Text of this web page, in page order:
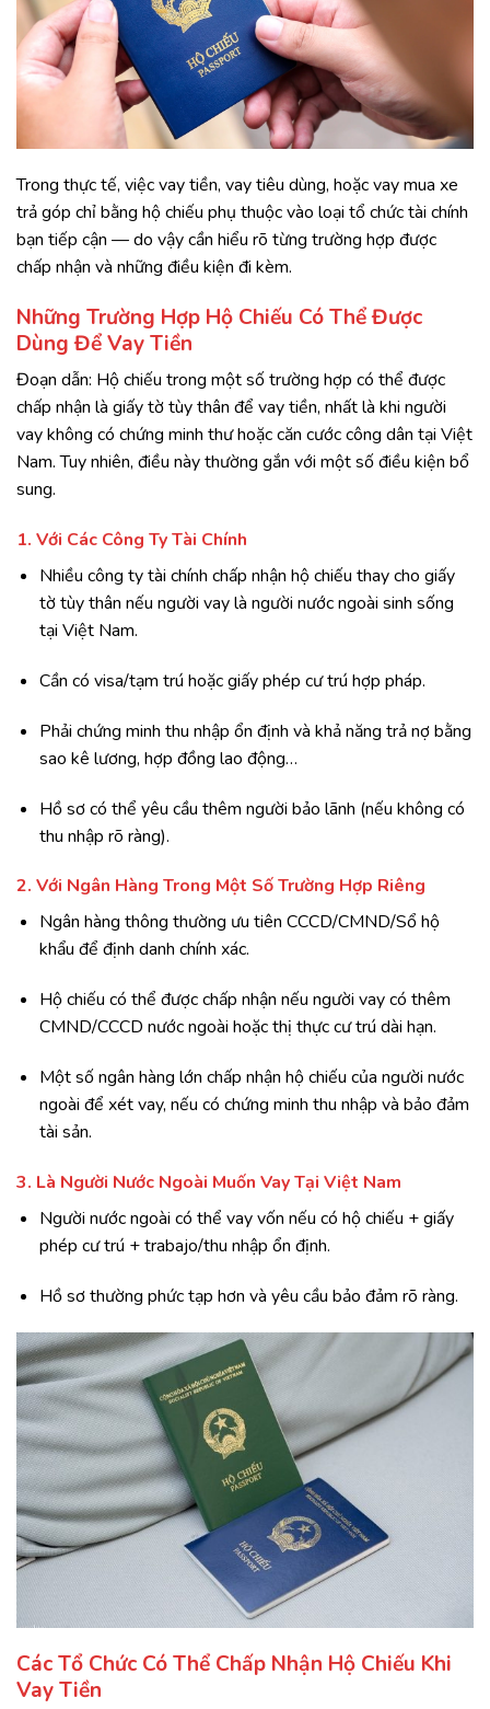
Trong thực tế, việc vay tiền, vay tiêu dùng, hoặc vay mua xe
trả góp chỉ bằng hộ chiếu phụ thuộc vào loại tổ chức tài chính
bạn tiếp cận — do vậy cần hiểu rõ từng trường hợp được
chấp nhận và những điều kiện đi kèm.
Những Trường Hợp Hộ Chiếu Có Thể Được
Dùng Để Vay Tiền
Đoạn dẫn: Hộ chiếu trong một số trường hợp có thể được
chấp nhận là giấy tờ tùy thân để vay tiền, nhất là khi người
vay không có chứng minh thư hoặc căn cước công dân tại Việt
Nam. Tuy nhiên, điều này thường gắn với một số điều kiện bổ
sung.
1. Với Các Công Ty Tài Chính
Nhiều công ty tài chính chấp nhận hộ chiếu thay cho giấy
tờ tùy thân nếu người vay là người nước ngoài sinh sống
tại Việt Nam.
Cần có visa/tạm trú hoặc giấy phép cư trú hợp pháp.
Phải chứng minh thu nhập ổn định và khả năng trả nợ bằng
sao kê lương, hợp đồng lao động…
Hồ sơ có thể yêu cầu thêm người bảo lãnh (nếu không có
thu nhập rõ ràng).
2. Với Ngân Hàng Trong Một Số Trường Hợp Riêng
Ngân hàng thông thường ưu tiên CCCD/CMND/Sổ hộ
khẩu để định danh chính xác.
Hộ chiếu có thể được chấp nhận nếu người vay có thêm
CMND/CCCD nước ngoài hoặc thị thực cư trú dài hạn.
Một số ngân hàng lớn chấp nhận hộ chiếu của người nước
ngoài để xét vay, nếu có chứng minh thu nhập và bảo đảm
tài sản.
3. Là Người Nước Ngoài Muốn Vay Tại Việt Nam
Người nước ngoài có thể vay vốn nếu có hộ chiếu + giấy
phép cư trú + trabajo/thu nhập ổn định.
Hồ sơ thường phức tạp hơn và yêu cầu bảo đảm rõ ràng.
Các Tổ Chức Có Thể Chấp Nhận Hộ Chiếu Khi
Vay Tiền